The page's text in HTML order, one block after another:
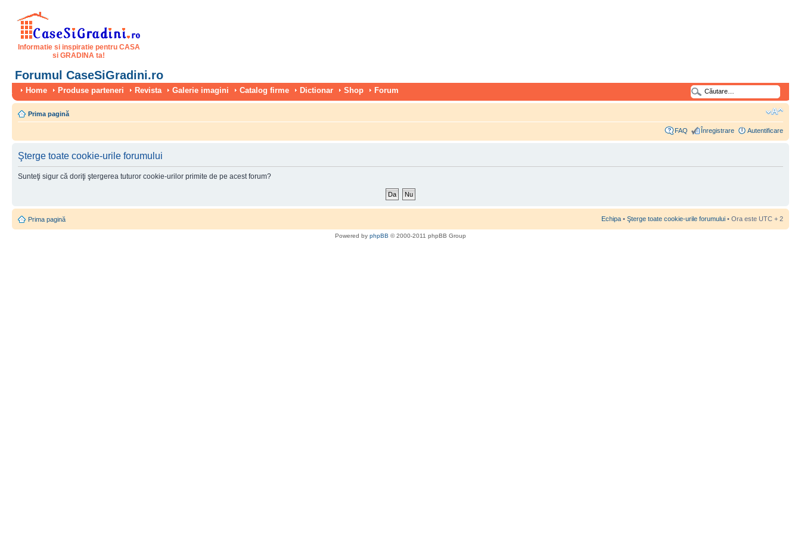
Informatie si inspiratie pentru CASA
si GRADINA ta!
Forumul CaseSiGradini.ro
Home Produse parteneri Revista Galerie imagini Catalog firme Dictionar Shop Forum
Prima pagină
FAQ Înregistrare Autentificare
Şterge toate cookie-urile forumului
Sunteţi sigur că doriţi ştergerea tuturor cookie-urilor primite de pe acest forum?
Prima pagină Echipa • Şterge toate cookie-urile forumului • Ora este UTC + 2
Powered by phpBB © 2000-2011 phpBB Group